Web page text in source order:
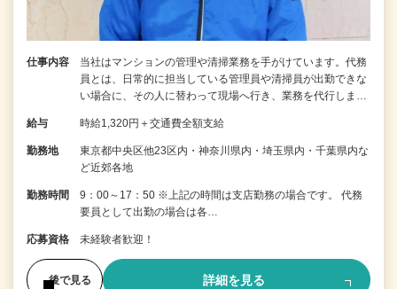
仕事内容
当社はマンションの管理や清掃業務を手がけています。代務
員とは、日常的に担当している管理員や清掃員が出勤できな
い場合に、その人に替わって現場へ行き、業務を代行しま…
給与 時給1,320円＋交通費全額支給
勤務地
東京都中央区他23区内・神奈川県内・埼玉県内・千葉県内な
ど近郊各地
勤務時間
9：00～17：50 ※上記の時間は支店勤務の場合です。 代務
要員として出勤の場合は各…
応募資格 未経験者歓迎！
後で見る 詳細を見る